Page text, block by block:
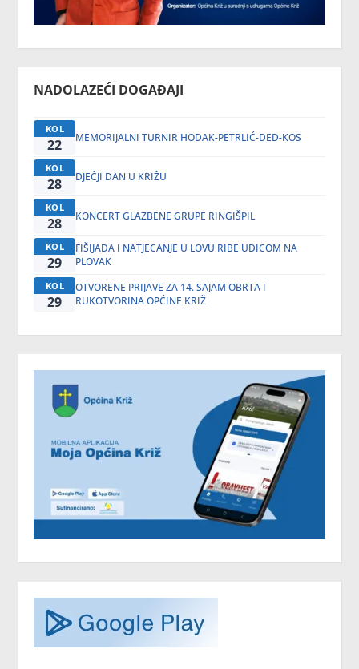
NADOLAZEĆI DOGAĐAJI
KOL
22 MEMORIJALNI TURNIR HODAK-PETRLIĆ-DED-KOS
KOL
28 DJEČJI DAN U KRIŽU
KOL
28 KONCERT GLAZBENE GRUPE RINGIŠPIL
KOL
29
FIŠIJADA I NATJECANJE U LOVU RIBE UDICOM NA
PLOVAK
KOL
29
OTVORENE PRIJAVE ZA 14. SAJAM OBRTA I
RUKOTVORINA OPĆINE KRIŽ